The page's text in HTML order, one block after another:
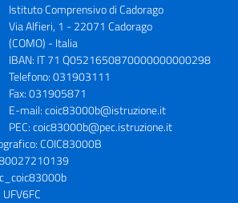
Istituto Comprensivo di Cadorago
Via Alfieri, 1 - 22071 Cadorago
(COMO) - Italia
IBAN: IT 71 Q0521650870000000000298
Telefono: 031903111
Fax: 031905871
E-mail: coic83000b@istruzione.it
PEC: coic83000b@pec.istruzione.it
COIC83000B